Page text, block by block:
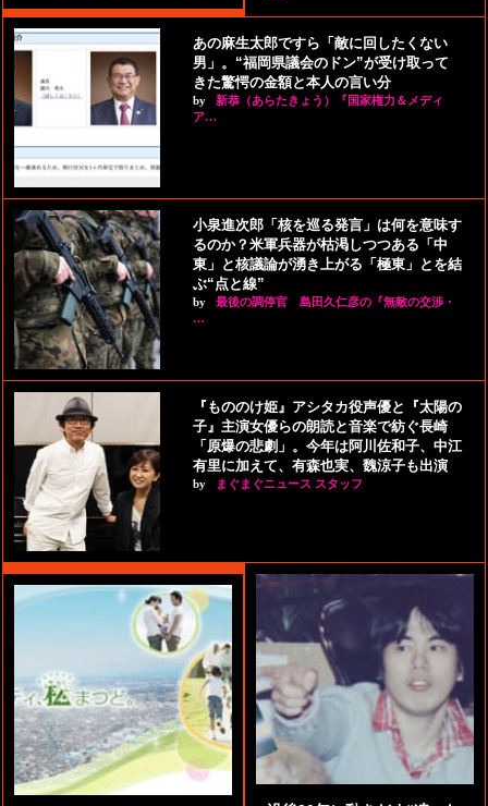
あの麻生太郎ですら「敵に回したくない
男」。“福岡県議会のドン”が受け取って
きた驚愕の金額と本人の言い分
by
新恭（あらたきょう）『国家権力＆メディ
ア…
小泉進次郎「核を巡る発言」は何を意味す
るのか？米軍兵器が枯渇しつつある「中
東」と核議論が湧き上がる「極東」とを結
ぶ“点と線”
by
最後の調停官 島田久仁彦の『無敵の交渉・
…
『もののけ姫』アシタカ役声優と『太陽の
子』主演女優らの朗読と音楽で紡ぐ長崎
「原爆の悲劇」。今年は阿川佐和子、中江
有里に加えて、有森也実、魏涼子も出演
by まぐまぐニュース スタッフ